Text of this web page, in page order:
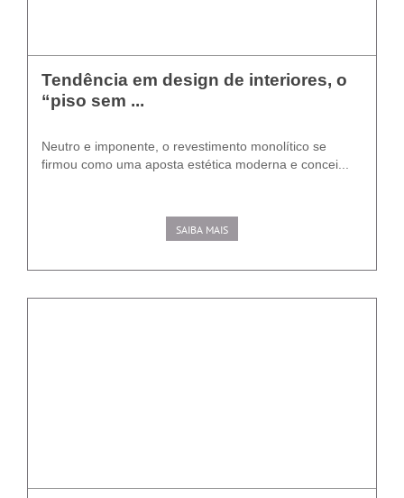
Tendência em design de interiores, o
“piso sem ...
Neutro e imponente, o revestimento monolítico se
firmou como uma aposta estética moderna e concei...
SAIBA MAIS